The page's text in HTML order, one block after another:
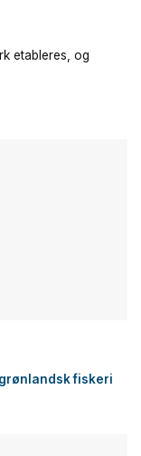
etableres, og
fiskeri